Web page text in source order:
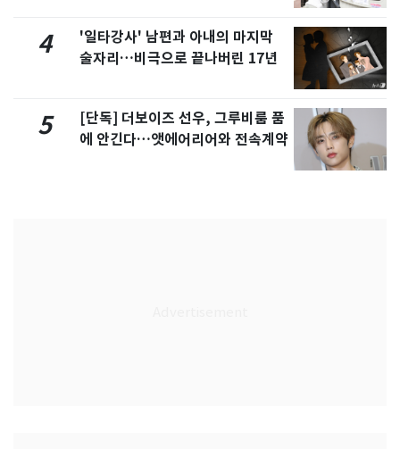
4
'일타강사' 남편과 아내의 마지막
술자리…비극으로 끝나버린 17년
5
[단독] 더보이즈 선우, 그루비룸 품
에 안긴다…앳에어리어와 전속계약